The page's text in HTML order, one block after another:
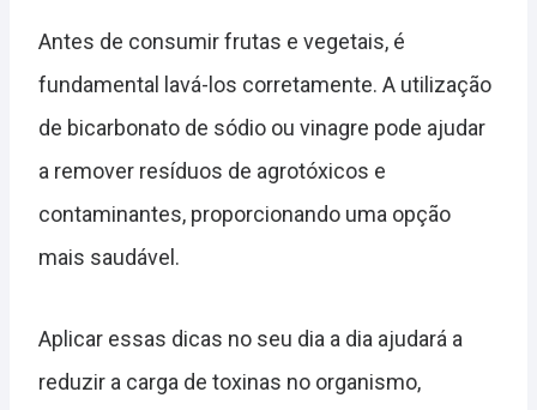
Antes de consumir frutas e vegetais, é
fundamental lavá-los corretamente. A utilização
de bicarbonato de sódio ou vinagre pode ajudar
a remover resíduos de agrotóxicos e
contaminantes, proporcionando uma opção
mais saudável.
Aplicar essas dicas no seu dia a dia ajudará a
reduzir a carga de toxinas no organismo,